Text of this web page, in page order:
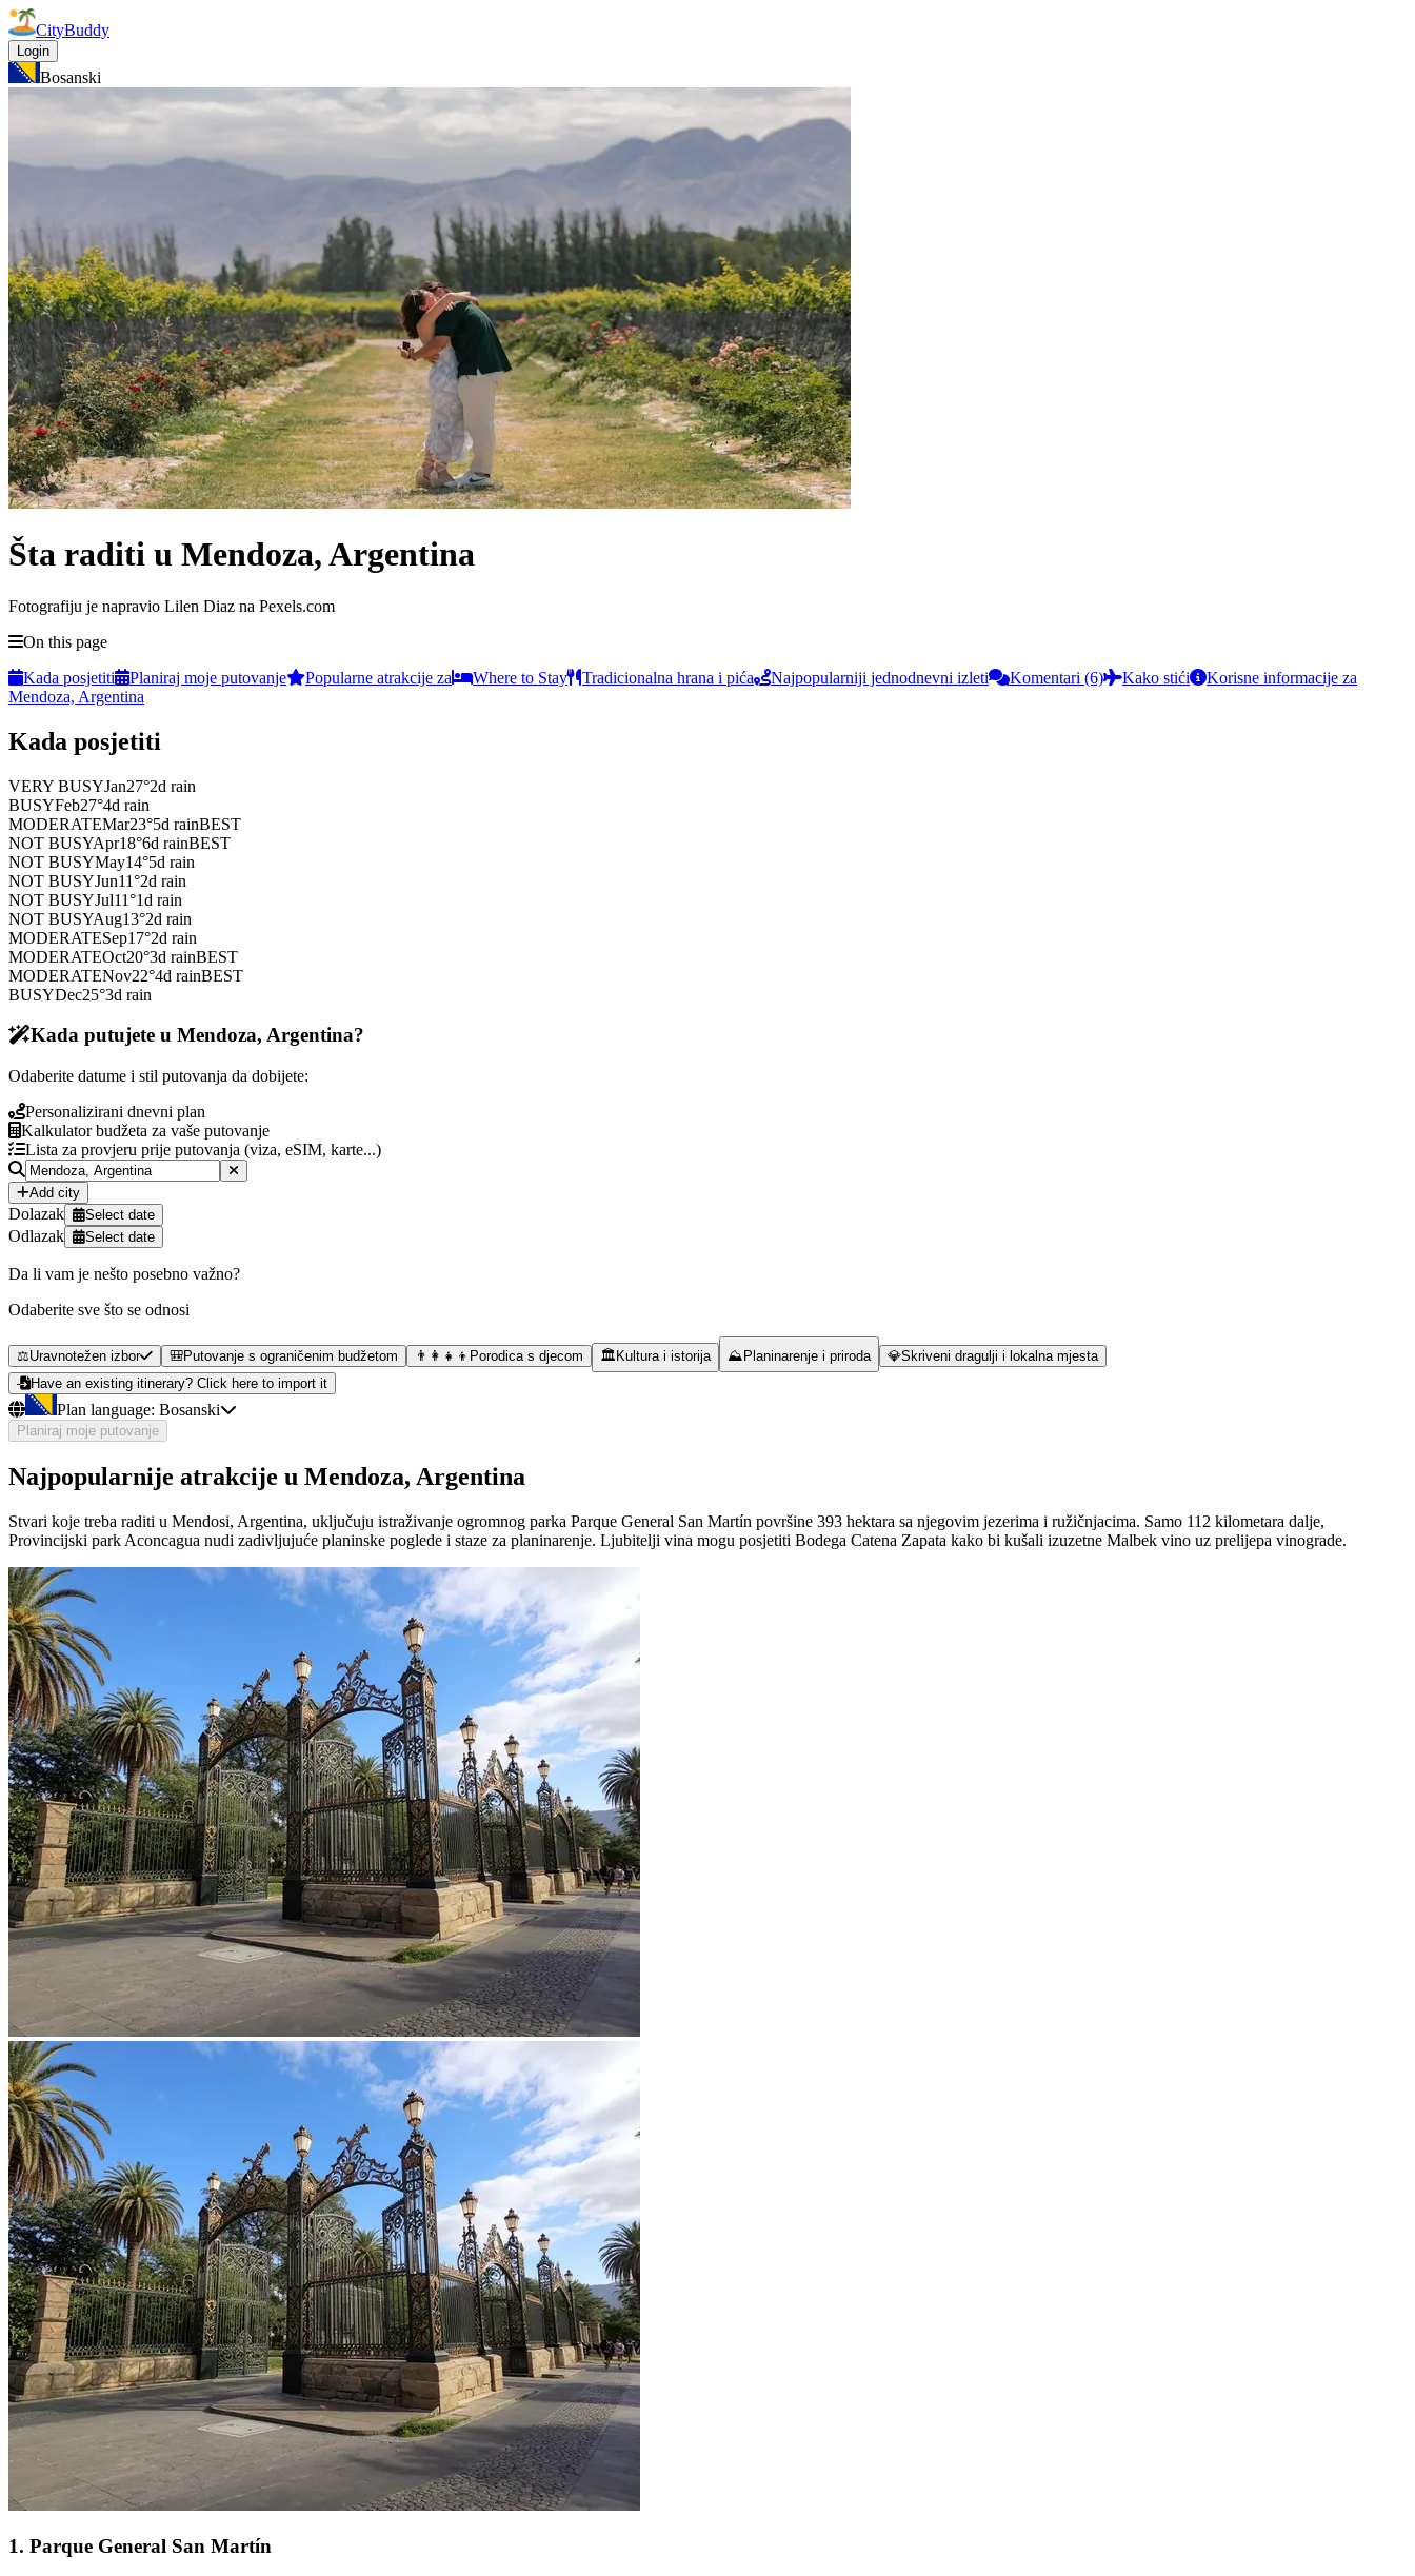
CityBuddy
Login
Bosanski
Šta raditi u Mendoza, Argentina
Fotografiju je napravio Lilen Diaz na Pexels.com
On this page
Kada posjetiti
Planiraj moje putovanje Popularne atrakcije za Where to Stay Tradicionalna hrana i pića Najpopularniji jednodnevni izleti Komentari (6) Kako stići
Korisne informacije za
Mendoza, Argentina
Kada posjetiti
VERY BUSYJan27°2d rain
BUSYFeb27°4d rain
MODERATEMar23°5d rainBEST
NOT BUSYApr18°6d rainBEST
NOT BUSYMay14°5d rain
NOT BUSYJun11°2d rain
NOT BUSYJul11°1d rain
NOT BUSYAug13°2d rain
MODERATESep17°2d rain
MODERATEOct20°3d rainBEST
MODERATENov22°4d rainBEST
BUSYDec25°3d rain
Kada putujete u Mendoza, Argentina?
Odaberite datume i stil putovanja da dobijete:
Personalizirani dnevni plan
Kalkulator budžeta za vaše putovanje
Lista za provjeru prije putovanja (viza, eSIM, karte...)
Add city
Dolazak Select date
Odlazak Select date
Da li vam je nešto posebno važno?
Odaberite sve što se odnosi
⚖️Uravnotežen izbor 🎒Putovanje s ograničenim budžetom 👨‍👩‍👧‍👦 Porodica s djecom 🏛️ Kultura i istorija ⛰️ Planinarenje i priroda 💎Skriveni dragulji i lokalna mjesta
Have an existing itinerary? Click here to import it
Plan language: Bosanski
Planiraj moje putovanje
Najpopularnije atrakcije u Mendoza, Argentina
Stvari koje treba raditi u Mendosi, Argentina, uključuju istraživanje ogromnog parka Parque General San Martín površine 393 hektara sa njegovim jezerima i ružičnjacima. Samo 112 kilometara dalje,
Provincijski park Aconcagua nudi zadivljujuće planinske poglede i staze za planinarenje. Ljubitelji vina mogu posjetiti Bodega Catena Zapata kako bi kušali izuzetne Malbek vino uz prelijepa vinograde.
1. Parque General San Martín